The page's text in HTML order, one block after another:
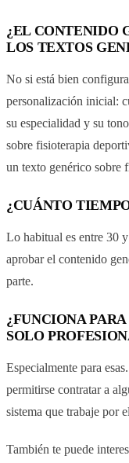
¿EL CONTENIDO
LOS TEXTOS
No si está bien
personalización inicial:
su especialidad y su
sobre fisioterapia
un texto genérico sobre
¿CUÁNTO
Lo habitual es entre 30
aprobar el contenido
parte.
¿FUNCIONA
SOLO
Especialmente para
permitirse contratar a
sistema que trabaje por
También te puede